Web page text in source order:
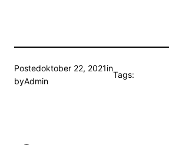
Postedoktober 22, 2021in
byAdmin
Tags: